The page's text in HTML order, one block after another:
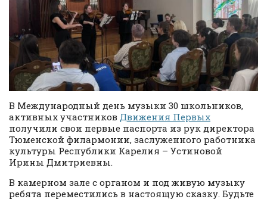
В Международный день музыки 30 школьников,
активных участников Движения Первых
получили свои первые паспорта из рук директора
Тюменской филармонии, заслуженного работника
культуры Республики Карелия – Устиновой
Ирины Дмитриевны.
В камерном зале с органом и под живую музыку
ребята переместились в настоящую сказку. Будьте